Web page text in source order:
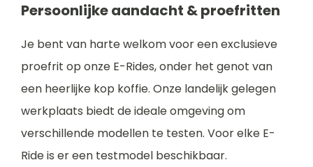
Persoonlijke aandacht & proefritten
Je bent van harte welkom voor een exclusieve
proefrit op onze E-Rides, onder het genot van
een heerlijke kop koffie. Onze landelijk gelegen
werkplaats biedt de ideale omgeving om
verschillende modellen te testen. Voor elke E-
Ride is er een testmodel beschikbaar.